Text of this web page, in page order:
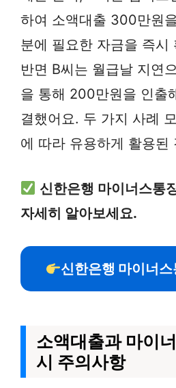
하여 소액대출 300만원
분에 필요한 자금을 즉시
반면 B씨는 월급날 지연
을 통해 200만원을 인출
결했어요. 두 가지 사례
에 따라 유용하게 활용된
신한은행 마이너스통
자세히 알아보세요.
신한은행 마이너
소액대출과 마이
시 주의사항